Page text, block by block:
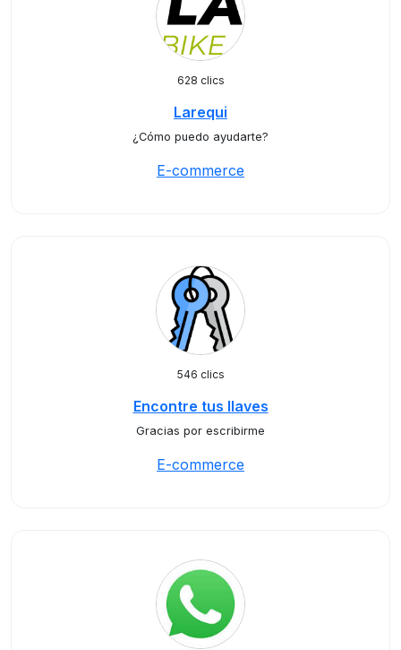
628 clics
Larequi
¿Cómo puedo ayudarte?
E-commerce
546 clics
Encontre tus llaves
Gracias por escribirme
E-commerce